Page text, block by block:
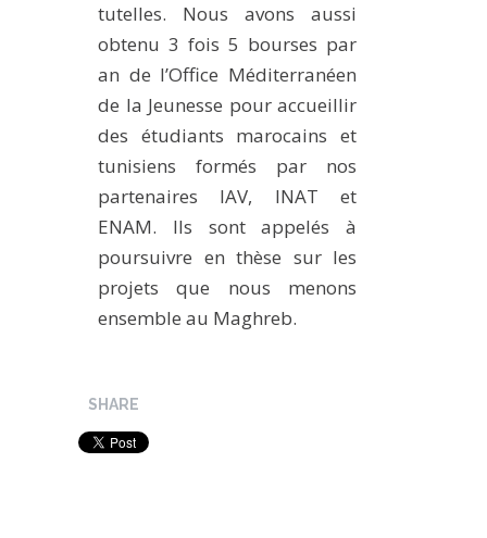
tutelles. Nous avons aussi
obtenu 3 fois 5 bourses par
an de l’Office Méditerranéen
de la Jeunesse pour accueillir
des étudiants marocains et
tunisiens formés par nos
partenaires IAV, INAT et
ENAM. Ils sont appelés à
poursuivre en thèse sur les
projets que nous menons
ensemble au Maghreb.
SHARE